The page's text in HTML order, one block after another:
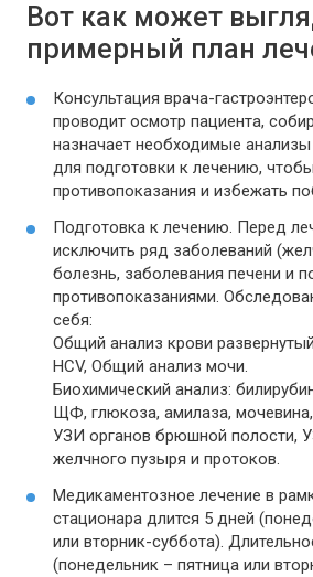
Вот как может
примерный план
Консультация врача-
проводит осмотр пациента,
назначает необходимые
для подготовки к лечению,
противопоказания и избежать
Подготовка к лечению. Перед
исключить ряд заболеваний
болезнь, заболевания печени и
противопоказаниями.
себя:
Общий анализ крови
HCV, Общий анализ мочи.
Биохимический анализ:
ЩФ, глюкоза, амилаза, мочевина,
УЗИ органов брюшной полости,
желчного пузыря и протоков.
Медикаментозное лечение в
стационара длится 5 дней
или вторник-суббота).
(понедельник – пятница или